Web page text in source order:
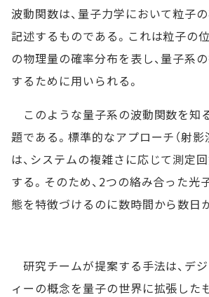
波動関数は、量子力学において粒子
記述するものである。これは粒子の
の物理量の確率分布を表し、量子系
するために用いられる。
このような量子系の波動関数を知
題である。標準的なアプローチ（射影
は、システムの複雑さに応じて測定
する。そのため、2つの絡み合った光
態を特徴づけるのに数時間から数日
研究チームが提案する手法は、デ
ィーの概念を量子の世界に拡張した